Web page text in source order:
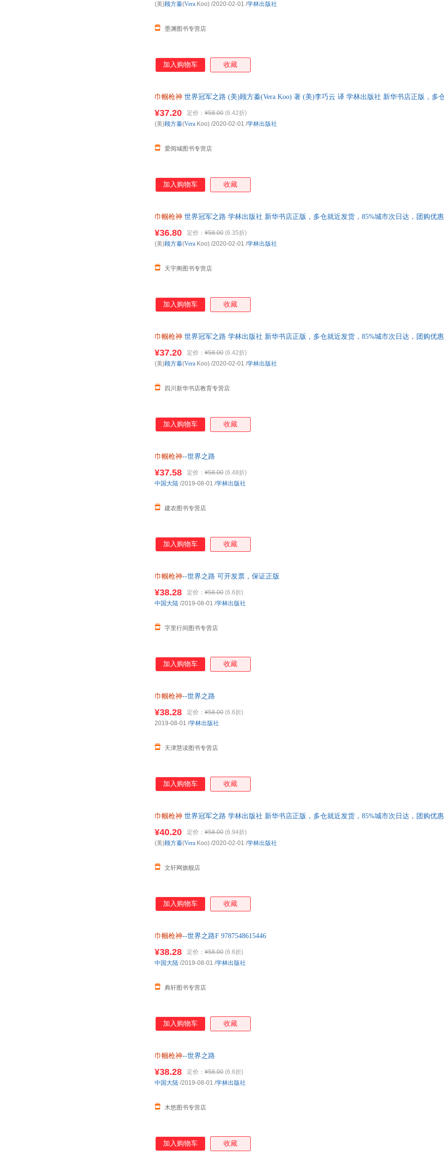
墨渊图书专营店
(美)顾方蓁(Vera Koo) /2020-02-01 /学林出版社
加入购物车 收藏
巾帼枪神 世界冠军之路 (美)顾方蓁(Vera Koo) 著 (美)李巧云 译 学林出版社 新华书店正版，多
¥37.20 定价： ¥58.00 (6.42折)
爱阅城图书专营店
(美)顾方蓁(Vera Koo) /2020-02-01 /学林出版社
加入购物车 收藏
巾帼枪神 世界冠军之路 学林出版社 新华书店正版，多仓就近发货，85%城市次日达，团购优惠
¥36.80 定价： ¥58.00 (6.35折)
天宇阁图书专营店
(美)顾方蓁(Vera Koo) /2020-02-01 /学林出版社
加入购物车 收藏
巾帼枪神 世界冠军之路 学林出版社 新华书店正版，多仓就近发货，85%城市次日达，团购优惠
¥37.20 定价： ¥58.00 (6.42折)
四川新华书店教育专营店
(美)顾方蓁(Vera Koo) /2020-02-01 /学林出版社
加入购物车 收藏
巾帼枪神--世界之路
¥37.58 定价： ¥58.00 (6.48折)
建农图书专营店
中国大陆 /2019-08-01 /学林出版社
加入购物车 收藏
巾帼枪神--世界之路 可开发票，保证正版
¥38.28 定价： ¥58.00 (6.6折)
字里行间图书专营店
中国大陆 /2019-08-01 /学林出版社
加入购物车 收藏
巾帼枪神--世界之路
¥38.28 定价： ¥58.00 (6.6折)
天津慧读图书专营店
2019-08-01 /学林出版社
加入购物车 收藏
巾帼枪神 世界冠军之路 学林出版社 新华书店正版，多仓就近发货，85%城市次日达，团购优惠
¥40.20 定价： ¥58.00 (6.94折)
文轩网旗舰店
(美)顾方蓁(Vera Koo) /2020-02-01 /学林出版社
加入购物车 收藏
巾帼枪神--世界之路F 9787548615446
¥38.28 定价： ¥58.00 (6.6折)
典轩图书专营店
中国大陆 /2019-08-01 /学林出版社
加入购物车 收藏
巾帼枪神--世界之路
¥38.28 定价： ¥58.00 (6.6折)
木悠图书专营店
中国大陆 /2019-08-01 /学林出版社
加入购物车 收藏